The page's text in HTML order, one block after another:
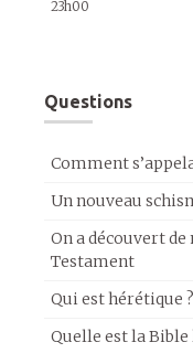
23h00
Questions
Comment
Un nouveau
On a découvert
Testament
Qui est hérétique
Quelle est la